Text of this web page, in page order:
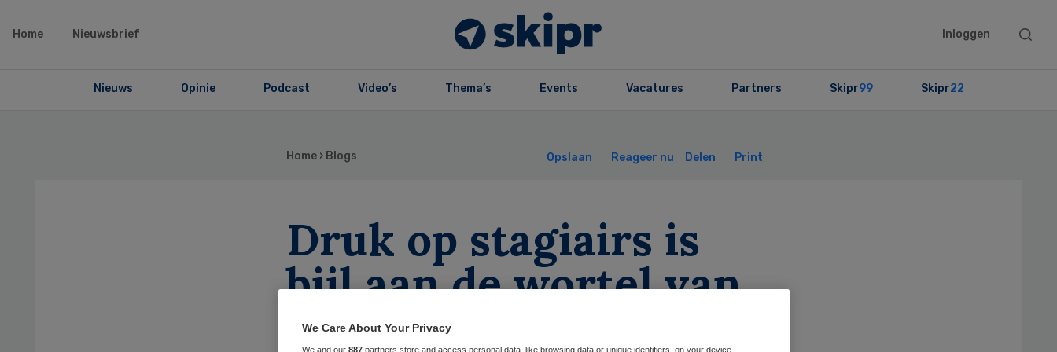
Home Nieuwsbrief Inloggen
Search
Nieuws Opinie Podcast Video’s Thema’s Events Vacatures Partners Skipr99 Skipr22
Home › Blogs Opslaan Reageer nu Delen Print
Druk op stagiairs is
bijl aan de wortel van
goede ouderenzorg
We Care About Your Privacy
We and our 887 partners store and access personal data, like browsing data or unique identifiers, on your device.